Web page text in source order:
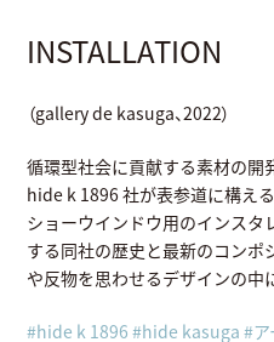
INSTALLATION
（gallery de kasuga、2022）
循環型社会に貢献する素材の開
hide k 1896 社が表参道に構え
ショーウインドウ用のインスタ
する同社の歴史と最新のコンポ
や反物を思わせるデザインの中
#hide k 1896 #hide kasuga #ア